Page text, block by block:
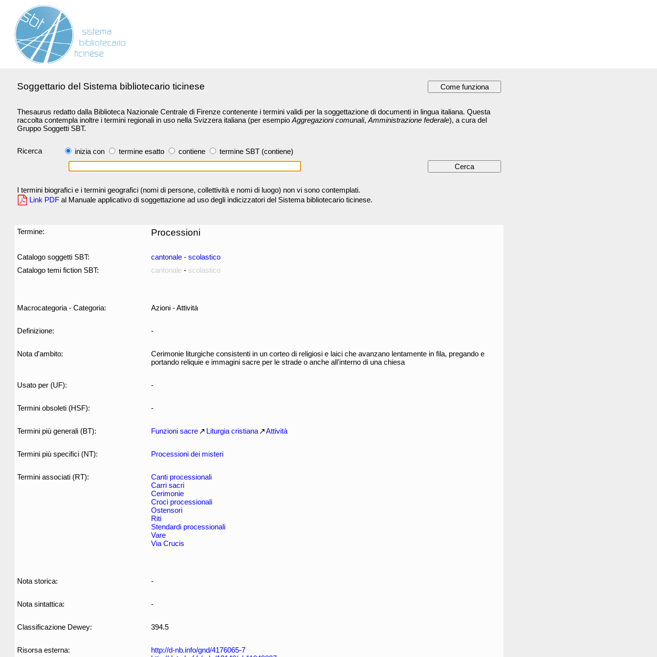
Soggettario del Sistema bibliotecario ticinese
Thesaurus redatto dalla Biblioteca Nazionale Centrale di Firenze contenente i termini validi per la soggettazione di documenti in lingua italiana. Questa
raccolta contempla inoltre i termini regionali in uso nella Svizzera italiana (per esempio Aggregazioni comunali, Amministrazione federale), a cura del
Gruppo Soggetti SBT.
Ricerca inizia con termine esatto contiene termine SBT (contiene)
I termini biografici e i termini geografici (nomi di persone, collettività e nomi di luogo) non vi sono contemplati.
Link PDF al Manuale applicativo di soggettazione ad uso degli indicizzatori del Sistema bibliotecario ticinese.
Termine: Processioni
Catalogo soggetti SBT: cantonale - scolastico
Catalogo temi fiction SBT:
cantonale - scolastico
Macrocategoria - Categoria: Azioni - Attività
Definizione: -
Nota d'ambito:
Cerimonie liturgiche consistenti in un corteo di religiosi e laici che avanzano lentamente in fila, pregando e
portando reliquie e immagini sacre per le strade o anche all'interno di una chiesa
Usato per (UF): -
Termini obsoleti (HSF): -
Termini più generali (BT): Funzioni sacre Liturgia cristiana Attività
Termini più specifici (NT): Processioni dei misteri
Termini associati (RT):
Canti processionali
Carri sacri
Cerimonie
Croci processionali
Ostensori
Riti
Stendardi processionali
Vare
Via Crucis
Nota storica: -
Nota sintattica: -
Classificazione Dewey: 394.5
Risorsa esterna:
http://d-nb.info/gnd/4176065-7